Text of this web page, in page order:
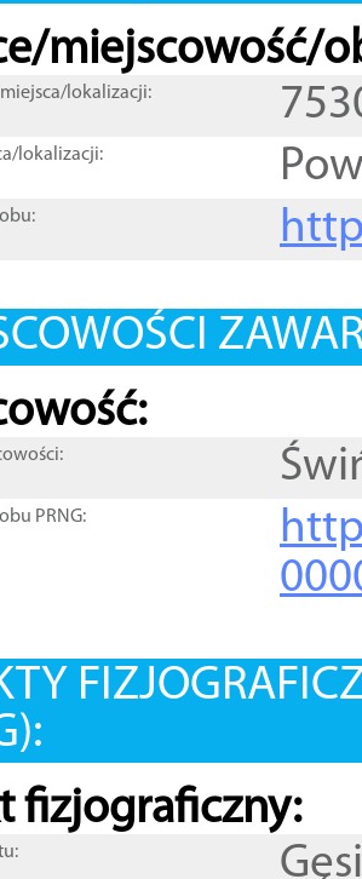
miejscowość/
lokalizacji:
lokalizacji:
PRNG:
fizjograficzny: